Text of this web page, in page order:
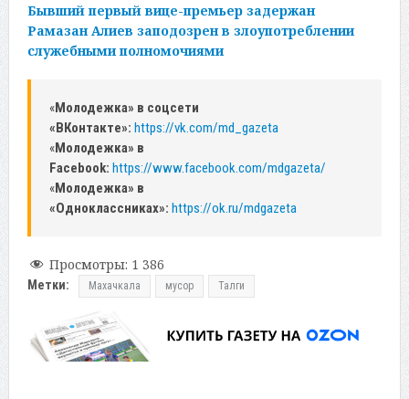
Бывший первый вице-премьер задержан
Рамазан Алиев заподозрен в злоупотреблении
служебными полномочиями
«Молодежка» в соцсети
«ВКонтакте»: https://vk.com/md_gazeta
«Молодежка» в
Facebook: https://www.facebook.com/mdgazeta/
«Молодежка» в
«Одноклассниках»: https://ok.ru/mdgazeta
Просмотры: 1 386
Метки: Махачкала мусор Талги